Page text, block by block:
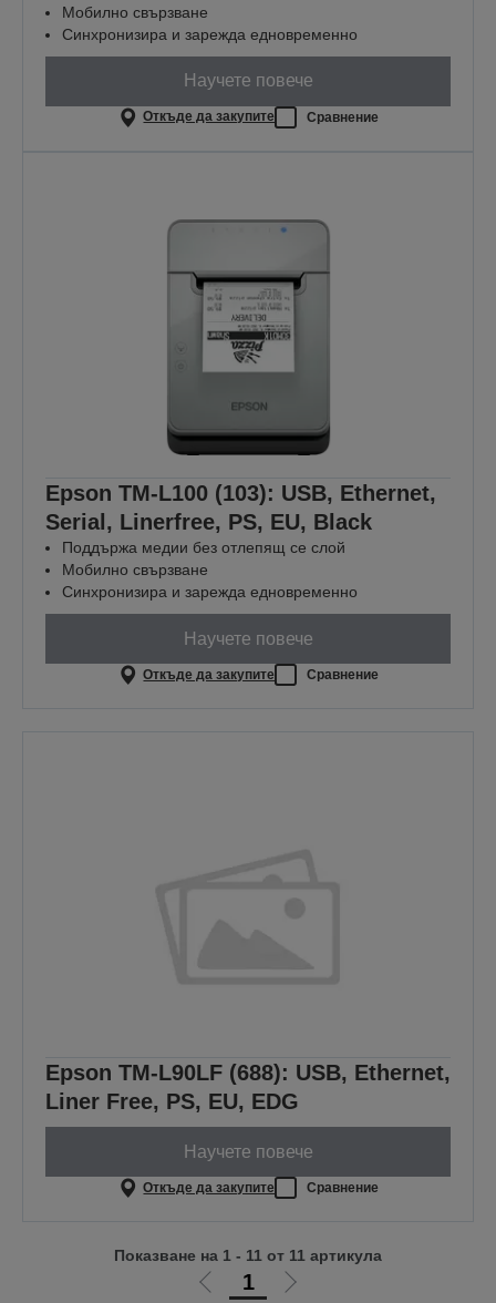
Мобилно свързване
Синхронизира и зарежда едновременно
Научете повече
Откъде да закупите Сравнение
Epson TM-L100 (103): USB, Ethernet,
Serial, Linerfree, PS, EU, Black
Поддържа медии без отлепящ се слой
Мобилно свързване
Синхронизира и зарежда едновременно
Научете повече
Откъде да закупите Сравнение
Epson TM-L90LF (688): USB, Ethernet,
Liner Free, PS, EU, EDG
Научете повече
Откъде да закупите Сравнение
Отиди
1
Отиди
Показване на 1 - 11 от 11 артикула